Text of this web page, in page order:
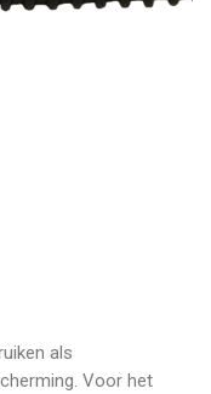
als
Voor het